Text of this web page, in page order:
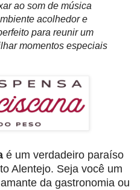
ao som de música
acolhedor e
para reunir um
momentos especiais
é um verdadeiro paraíso
Alentejo. Seja você um
da gastronomia ou